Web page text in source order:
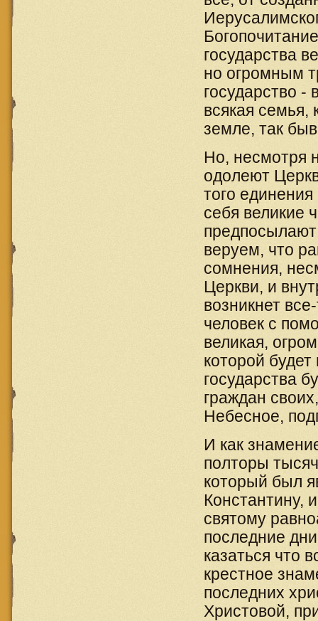
государства
но огромным
государство -
всякая семья,
земле, так
Но, несмотря
одолеют
того
себя великие
веруем, что
сомнения,
Церкви, и
возникнет
человек с
великая,
которой
государства
граждан
Небесное,
И как
полторы
который был
Константину,
святому
последние
казаться что
крестное
последних
Христовой,